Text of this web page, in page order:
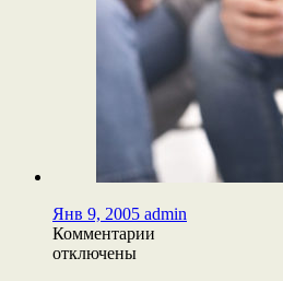
Янв 9, 2005 admin
Комментарии
отключены